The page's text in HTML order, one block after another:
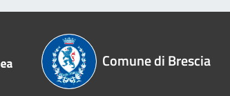
Comune di Brescia